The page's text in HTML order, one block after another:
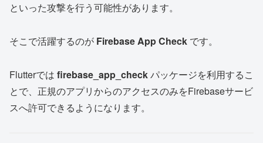
といった攻撃を行う可能性があります。
そこで活躍するのが Firebase App Check です。
Flutterでは firebase_app_checkパッケージを利用するこ
とで、正規のアプリからのアクセスのみをFirebaseサービ
スへ許可できるようになります。